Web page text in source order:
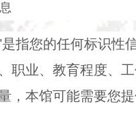
指您的任何标识性
职业、教育程度、
，本馆可能需要您